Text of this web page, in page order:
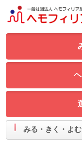
みる・きく・よむ